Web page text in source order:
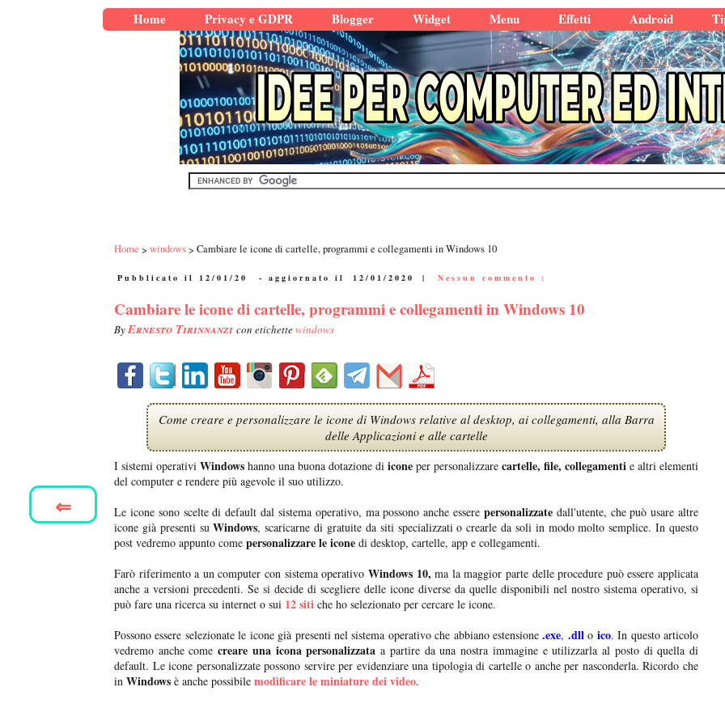
Home Privacy e GDPR Blogger Widget Menu Effetti Android
Home windows Cambiare le icone di cartelle, programmi e collegamenti in Windows 10
Pubblicato il 12/01/20 - aggiornato il 12/01/2020 | Nessun commento :
Cambiare le icone di cartelle, programmi e collegamenti in Windows 10
ByErnesto Tirinnanzi con etichettewindows
Come creare e personalizzare le icone di Windows relative al desktop, ai collegamenti, alla Barra
delle Applicazioni e alle cartelle
I sistemi operativi Windows hanno una buona dotazione di icone per personalizzare cartelle, file, collegamenti e altri elementi
del computer e rendere più agevole il suo utilizzo.
Le icone sono scelte di default dal sistema operativo, ma possono anche essere personalizzate dall'utente, che può usare altre
icone già presenti suWindows, scaricarne di gratuite da siti specializzati o crearle da soli in modo molto semplice. In questo
post vedremo appunto come personalizzare le icone di desktop, cartelle, app e collegamenti.
Farò riferimento a un computer con sistema operativo Windows 10, ma la maggior parte delle procedure può essere applicata
anche a versioni precedenti. Se si decide di scegliere delle icone diverse da quelle disponibili nel nostro sistema operativo, si
può fare una ricerca su internet o sui 12 siti che ho selezionato per cercare le icone.
Possono essere selezionate le icone già presenti nel sistema operativo che abbiano estensione .exe, .dllo ico. In questo articolo
vedremo anche comecreare una icona personalizzata a partire da una nostra immagine e utilizzarla al posto di quella di
default. Le icone personalizzate possono servire per evidenziare una tipologia di cartelle o anche per nasconderla. Ricordo che
in Windows è anche possibile modificare le miniature dei video.
⇐